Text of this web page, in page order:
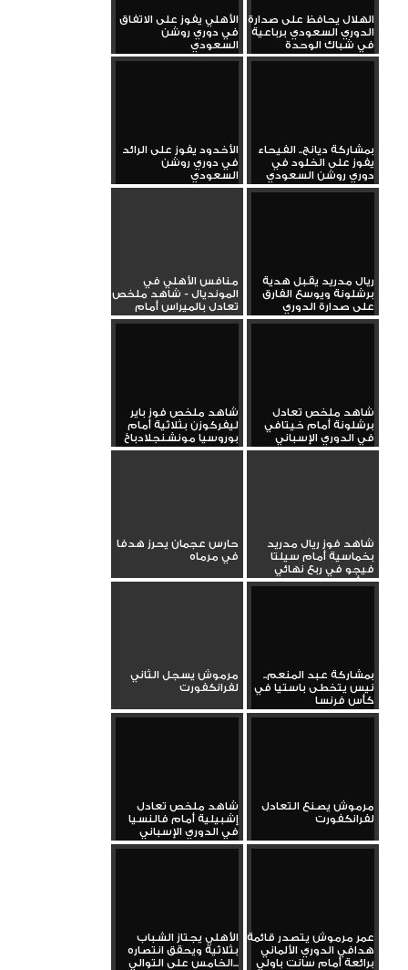
الهلال يحافظ على صدارة
الدوري السعودي برباعية
في شباك الوحدة
الأهلي يفوز على الاتفاق
في دوري روشن
السعودي
بمشاركة ديانج.. الفيحاء
يفوز على الخلود في
دوري روشن السعودي
الأخدود يفوز على الرائد
في دوري روشن
السعودي
ريال مدريد يقبل هدية
برشلونة ويوسع الفارق
على صدارة الدوري
منافس الأهلي في
المونديال - شاهد ملخص
تعادل بالميراس أمام
نورويست...
شاهد ملخص تعادل
برشلونة أمام خيتافي
في الدوري الإسباني
الممتاز
شاهد ملخص فوز باير
ليفركوزن بثلاثية أمام
بوروسيا مونشنجلادباخ
في...
شاهد فوز ريال مدريد
بخماسية أمام سيلتا
فيجو في ربع نهائي
كأس ملك...
حارس عجمان يحرز هدفا
في مرماه
بمشاركة عبد المنعم..
نيس يتخطى باستيا في
كأس فرنسا
مرموش يسجل الثاني
لفرانكفورت
مرموش يصنع التعادل
لفرانكفورت
شاهد ملخص تعادل
إشبيلية أمام فالنسيا
في الدوري الإسباني
الممتاز
عمر مرموش يتصدر قائمة
هدافي الدوري الألماني
برائعة أمام سانت باولي
الأهلي يجتاز الشباب
بثلاثية ويحقق انتصاره
الخامس على التوالي...